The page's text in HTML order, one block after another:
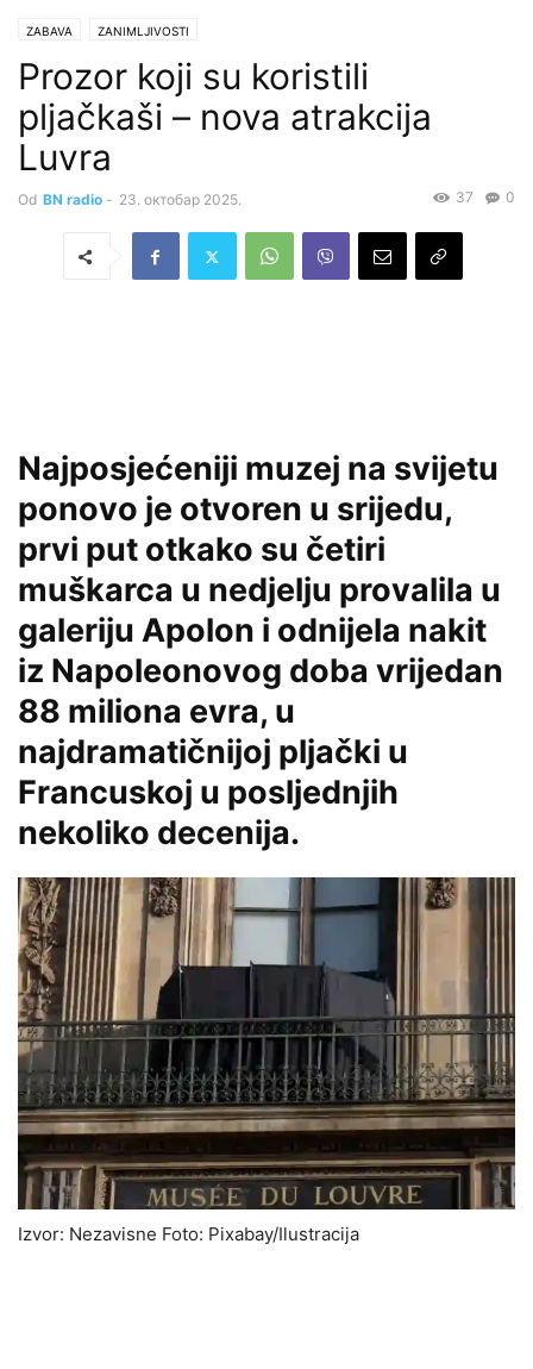
ZABAVA ZANIMLJIVOSTI
Prozor koji su koristili
pljačkaši – nova atrakcija
Luvra
Od BN radio - 23. октобар 2025. 0
37
Najposjećeniji muzej na svijetu
ponovo je otvoren u srijedu,
prvi put otkako su četiri
muškarca u nedjelju provalila u
galeriju Apolon i odnijela nakit
iz Napoleonovog doba vrijedan
88 miliona evra, u
najdramatičnijoj pljački u
Francuskoj u posljednjih
nekoliko decenija.
Izvor: Nezavisne Foto: Pixabay/Ilustracija